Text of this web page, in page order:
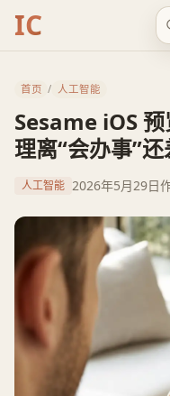
IC
首页 / 人工智能
Sesame iOS
理离“会办事”
人工智能 2026年5月29日